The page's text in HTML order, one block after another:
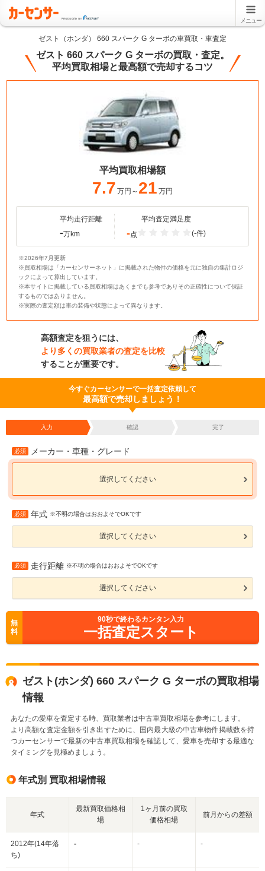
メニュー
ゼスト（ホンダ） 660 スパーク G ターボの車買取・車査定
ゼスト 660 スパーク G ターボの買取・査定。
平均買取相場と最高額で売却するコツ
平均買取相場額
7.7 万円～ 21 万円
平均走行距離
-万km
平均査定満足度
-点 (-件)
※2026年7月更新
※買取相場は「カーセンサーネット」に掲載された物件の価格を元に独自の集計ロジ
ックによって算出しています。
※本サイトに掲載している買取相場はあくまでも参考でありその正確性について保証
するものではありません。
※実際の査定額は車の装備や状態によって異なります。
高額査定を狙うには、
より多くの買取業者の査定を比較
することが重要です。
今すぐカーセンサーで一括査定依頼して
最高額で売却しましょう！
入力 確認 完了
必須 メーカー・車種・グレード
選択してください
必須 年式 ※不明の場合はおおよそでOKです
選択してください
必須 走行距離 ※不明の場合はおおよそでOKです
選択してください
無
料
90秒で終わるカンタン入力
一括査定スタート
ゼスト(ホンダ) 660 スパーク G ターボの買取相場
情報
あなたの愛車を査定する時、買取業者は中古車買取相場を参考にします。
より高額な査定金額を引き出すために、国内最大級の中古車物件掲載数を持
つカーセンサーで最新の中古車買取相場を確認して、愛車を売却する最適な
タイミングを見極めましょう。
年式別 買取相場情報
年式
最新買取価格相
場
1ヶ月前の買取
価格相場
前月からの差額
2012年(14年落
ち)
- - -